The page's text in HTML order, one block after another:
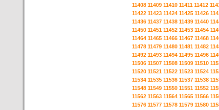
11408 11409 11410 11411 11412
11422 11423 11424 11425 11426
11436 11437 11438 11439 11440
11450 11451 11452 11453 11454
11464 11465 11466 11467 11468
11478 11479 11480 11481 11482
11492 11493 11494 11495 11496
11506 11507 11508 11509 11510
11520 11521 11522 11523 11524
11534 11535 11536 11537 11538
11548 11549 11550 11551 11552
11562 11563 11564 11565 11566
11576 11577 11578 11579 11580